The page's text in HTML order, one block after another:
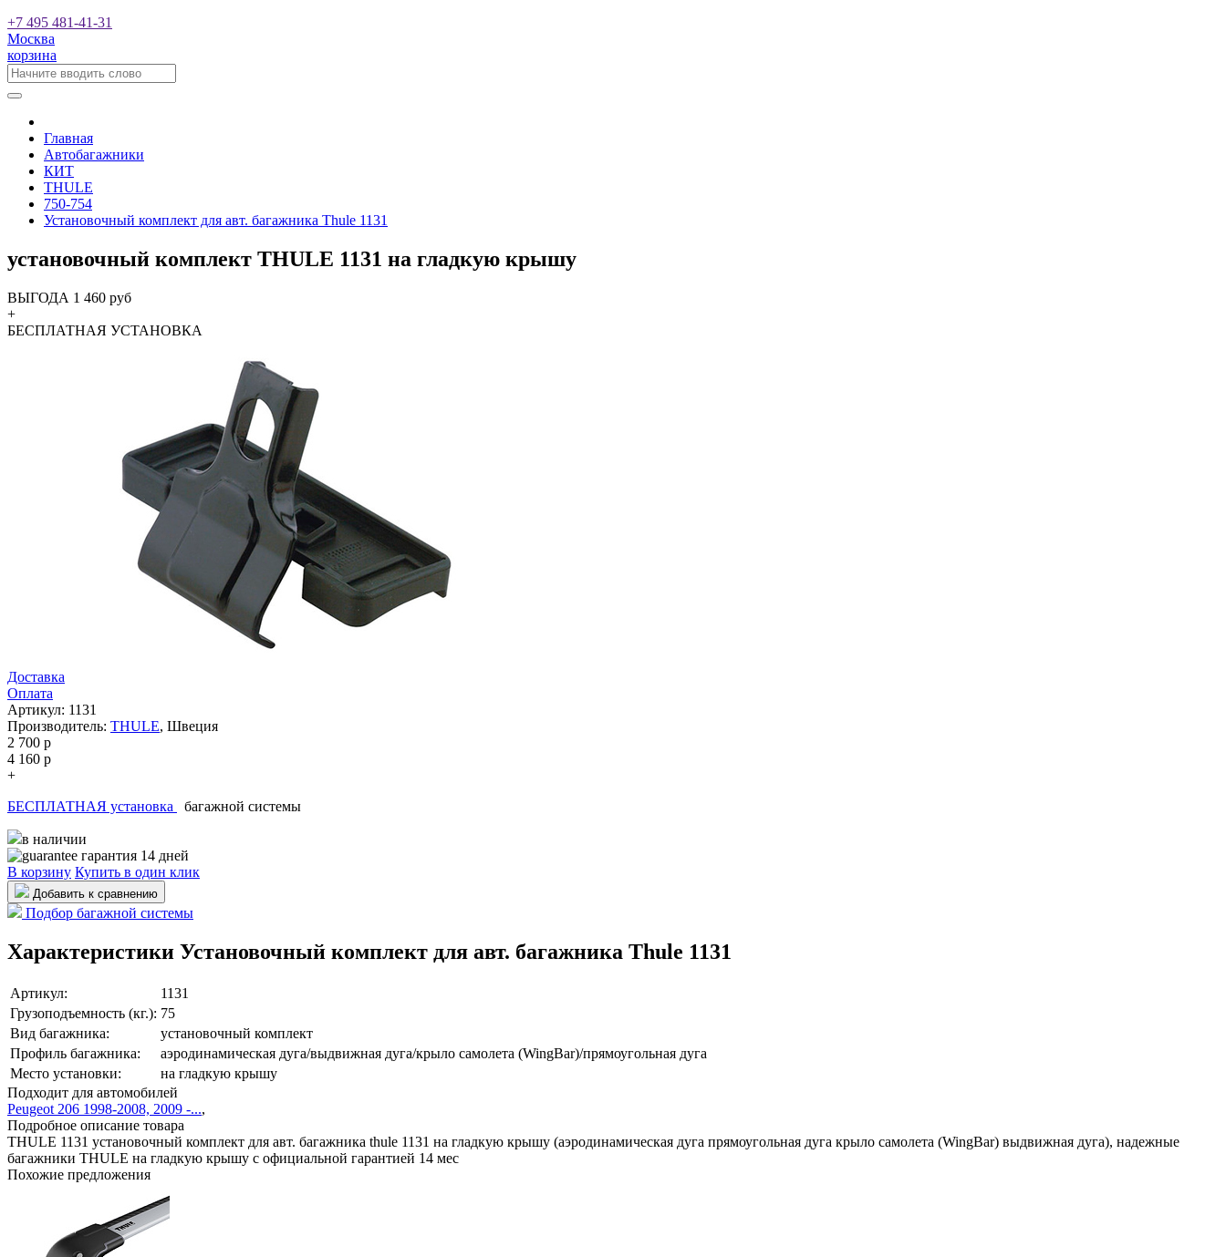
+7 495 481-41-31
Москва
корзина
Главная
Автобагажники
КИТ
THULE
750-754
Установочный комплект для авт. багажника Thule 1131
установочный комплект THULE 1131 на гладкую крышу
ВЫГОДА 1 460 руб
+
БЕСПЛАТНАЯ УСТАНОВКА
Доставка
Оплата
Артикул: 1131
Производитель: THULE, Швеция
2 700 p
4 160 p
+
БЕСПЛАТНАЯ установка
багажной системы
в наличии
гарантия 14 дней
В корзину Купить в один клик
Добавить к сравнению
Подбор багажной системы
Характеристики Установочный комплект для авт. багажника Thule 1131
Артикул:
1131
Грузоподъемность (кг.): 75
Вид багажника:
установочный комплект
Профиль багажника:
аэродинамическая дуга/выдвижная дуга/крыло самолета (WingBar)/прямоугольная дуга
Место установки:
на гладкую крышу
Подходит для автомобилей
Peugeot 206 1998-2008, 2009 -...,
Подробное описание товара
THULE 1131 установочный комплект для авт. багажника thule 1131 на гладкую крышу (аэродинамическая дуга прямоугольная дуга крыло самолета (WingBar) выдвижная дуга), надежные
багажники THULE на гладкую крышу с официальной гарантией 14 мес
Похожие предложения